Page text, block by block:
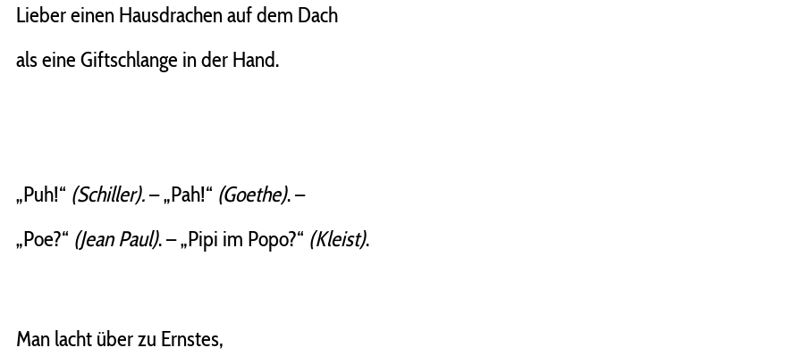
Lieber einen Hausdrachen auf dem Dach
als eine Giftschlange in der Hand.
„Puh!“ (Schiller).– „Pah!“ (Goethe). –
„Poe?“ (Jean Paul). – „Pipi im Popo?“ (Kleist).
Man lacht über zu Ernstes,